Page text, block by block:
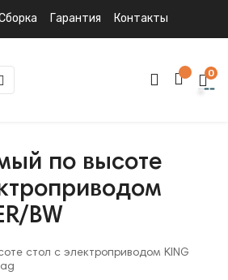
Гарантия Контакты
0
по высоте
BW